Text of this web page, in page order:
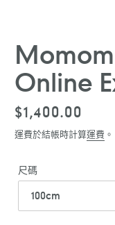
Online
定
價
$1,400.00
運費於結帳時計算運費 。
尺碼